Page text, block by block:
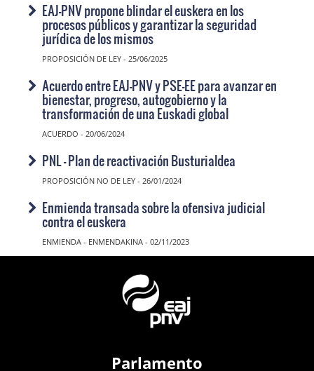
EAJ-PNV propone blindar el euskera en los
procesos públicos y garantizar la seguridad
jurídica de los mismos
PROPOSICIÓN DE LEY - 25/06/2025
Acuerdo entre EAJ-PNV y PSE-EE para avanzar en
bienestar, progreso, autogobierno y la
transformación de una Euskadi global
ACUERDO - 20/06/2024
PNL - Plan de reactivación Busturialdea
PROPOSICIÓN NO DE LEY - 26/01/2024
Enmienda transada sobre la ofensiva judicial
contra el euskera
ENMIENDA - ENMENDAKINA - 02/11/2023
Parlamento